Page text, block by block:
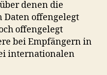
denen die
Daten offengelegt
offengelegt
bei Empfängern in
internationalen